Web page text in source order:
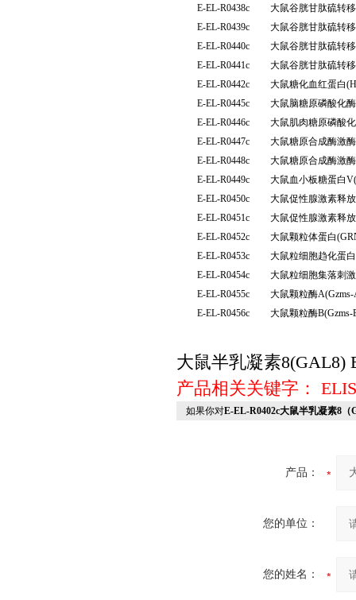
E-EL-R0438c
大鼠谷胱甘肽硫转
E-EL-R0439c
大鼠谷胱甘肽硫转
E-EL-R0440c
大鼠谷胱甘肽硫转
E-EL-R0441c
大鼠谷胱甘肽硫转
E-EL-R0442c
大鼠糖化血红蛋白
E-EL-R0445c
大鼠脑糖原磷酸化
E-EL-R0446c
大鼠肌肉糖原磷酸
E-EL-R0447c
大鼠糖原合成酶激
E-EL-R0448c
大鼠糖原合成酶激
E-EL-R0449c
大鼠血小板糖蛋白
E-EL-R0450c
大鼠促性腺激素释
E-EL-R0451c
大鼠促性腺激素释
E-EL-R0452c
大鼠颗粒体蛋白
E-EL-R0453c
大鼠粒细胞趋化蛋
E-EL-R0454c
大鼠粒细胞集落刺
E-EL-R0455c
大鼠颗粒酶
E-EL-R0456c
大鼠颗粒酶
大鼠半乳凝素8(GAL8)
产品相关关键字：
如果你对E-EL-R0402c大鼠半乳凝素8
产品：
您的单位：
您的姓名：